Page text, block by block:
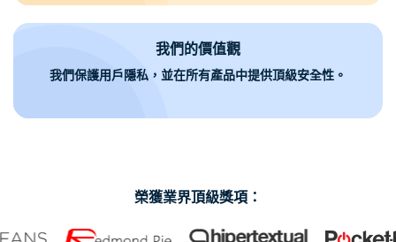
我們的價值觀
我們保護用戶隱私，並在所有產品中提供頂級安全性。
榮獲業界頂級獎項：